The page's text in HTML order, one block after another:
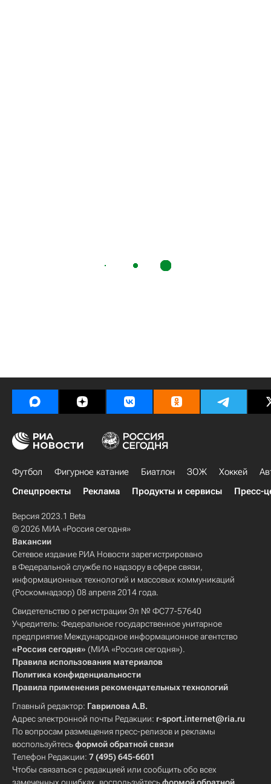
Футбол Фигурное катание Биатлон ЗОЖ Хоккей
Спецпроекты
Реклама Продукты и сервисы Пресс-
Версия 2023.1 Beta
© 2026 МИА «Россия сегодня»
Вакансии
Сетевое издание РИА Новости зарегистрировано
в Федеральной службе по надзору в сфере связи,
информационных технологий и массовых коммуникаций
(Роскомнадзор) 08 апреля 2014 года.
Свидетельство о регистрации Эл № ФС77-57640
Учредитель: Федеральное государственное унитарное
предприятие Международное информационное агентство
«Россия сегодня» (МИА «Россия сегодня»).
Правила использования материалов
Политика конфиденциальности
Правила применения рекомендательных технологий
Главный редактор: Гаврилова А.В.
Адрес электронной почты Редакции: r-sport.internet@ria.ru
По вопросам размещения пресс-релизов и рекламы
воспользуйтесьформой обратной связи
Телефон Редакции: 7 (495) 645-6601
Чтобы связаться с редакцией или сообщить обо всех